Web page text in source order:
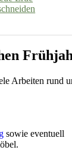
Arbeiten rund
sowie eventuell